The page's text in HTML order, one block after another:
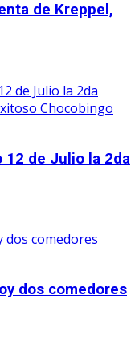
de Kreppel,
12 de Julio la 2da
dos comedores